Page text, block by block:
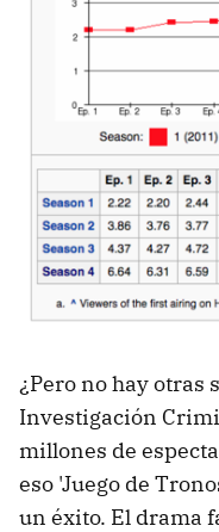
¿Pero no hay otras
Investigación
millones de
eso 'Juego de
un éxito. El drama